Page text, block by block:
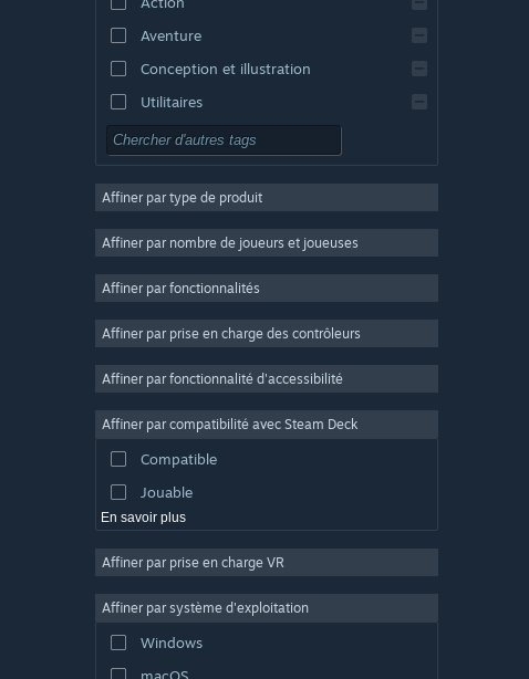
Aventure
Conception et illustration
Utilitaires
Free-to-play
Massivement multijoueur
Indépendant
Casual
Simulation
Production vidéo
Retouche photo
Affiner par type de produit
Affiner par nombre de joueurs et joueuses
Affiner par fonctionnalités
Affiner par prise en charge des contrôleurs
Affiner par fonctionnalité d'accessibilité
Affiner par compatibilité avec Steam Deck
Compatible
Jouable
En savoir plus
Affiner par prise en charge VR
Affiner par système d'exploitation
Windows